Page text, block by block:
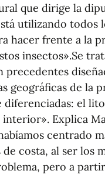
que dirige la
utilizando todos
hacer frente a la
insectos».Se
precedentes
geográficas de la
diferenciadas: el
interior». Explica
centrado
costa, al ser los
pero a